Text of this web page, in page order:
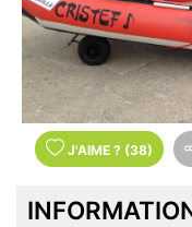
J'AIME ? (38)